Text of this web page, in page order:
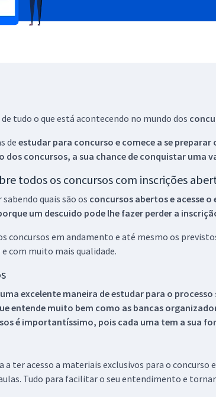
tudo o que está acontecendo no mundo dos
de estudar para concurso e comece a se
dosconcursos, a sua chance de conquistar uma
todos os concursos com inscrições
quais são os concursos abertos e acesse
um descuido pode lhe fazer perder a
concursos em andamento e até mesmo os
com muito mais qualidade.
excelente maneira de estudar para o
entende muito bem como as bancas
é importantíssimo, pois cada uma tem a sua
a ter acesso a materiais exclusivos para o
Tudo para facilitar o seu entendimento e